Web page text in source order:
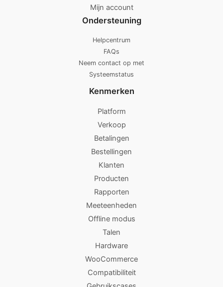
Mijn account
Ondersteuning
Helpcentrum
FAQs
Neem contact op met
Systeemstatus
Kenmerken
Platform
Verkoop
Betalingen
Bestellingen
Klanten
Producten
Rapporten
Meeteenheden
Offline modus
Talen
Hardware
WooCommerce
Compatibiliteit